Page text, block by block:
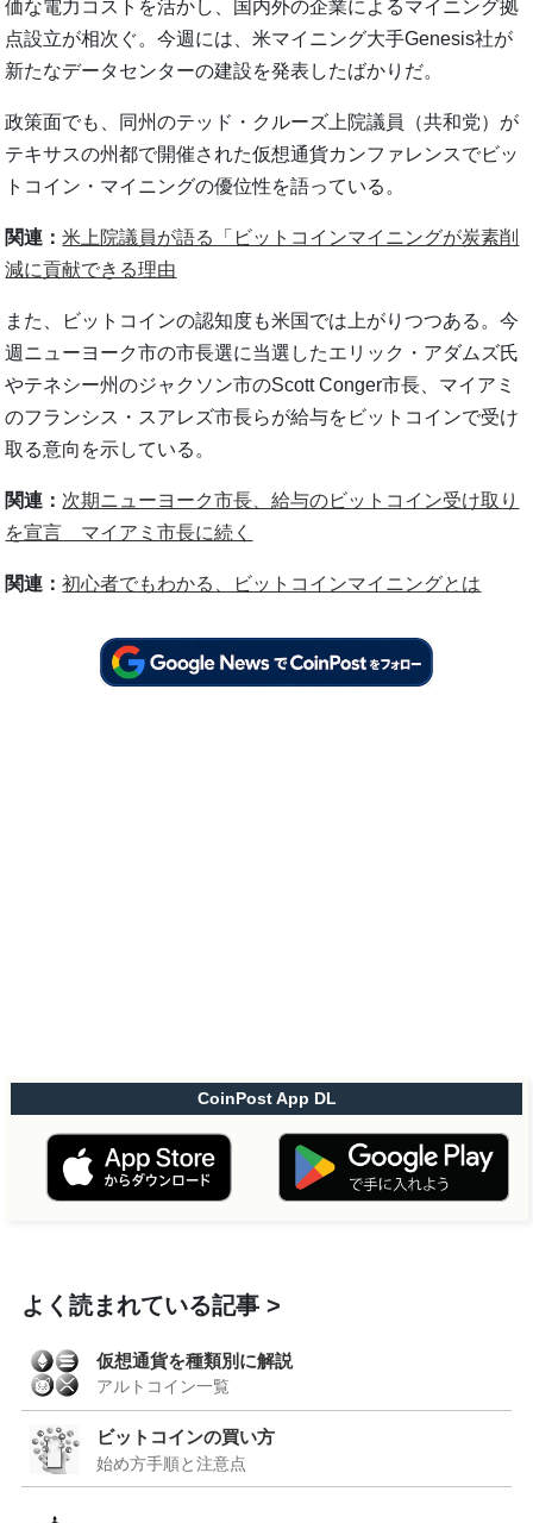
価な電力コストを活かし、国内外の企業によるマイニング拠
点設立が相次ぐ。今週には、米マイニング大手Genesis社が
新たなデータセンターの建設を発表したばかりだ。
政策面でも、同州のテッド・クルーズ上院議員（共和党）が
テキサスの州都で開催された仮想通貨カンファレンスでビッ
トコイン・マイニングの優位性を語っている。
関連：米上院議員が語る「ビットコインマイニングが炭素削
減に貢献できる理由
また、ビットコインの認知度も米国では上がりつつある。今
週ニューヨーク市の市長選に当選したエリック・アダムズ氏
やテネシー州のジャクソン市のScott Conger市長、マイアミ
のフランシス・スアレズ市長らが給与をビットコインで受け
取る意向を示している。
関連： 次期ニューヨーク市長、給与のビットコイン受け取り
を宣言 マイアミ市長に続く
関連：初心者でもわかる、ビットコインマイニングとは
CoinPost App DL
よく読まれている記事
仮想通貨を種類別に解説
アルトコイン一覧
ビットコインの買い方
始め方手順と注意点